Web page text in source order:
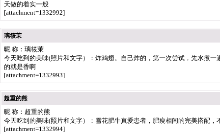
天做的着实一般
[attachment=1332992]
璃筱茉
昵 称：璃筱茉
今天吃到的美味(照片和文字）：炸鸡翅。自己炸的，第一次尝试，先水煮
的就是香啊
[attachment=1332993]
超重的熊
昵 称：超重的熊
今天吃到的美味(照片和文字）：雪花肥牛真爱患者，肥瘦相间的完美搭配
[attachment=1332994]